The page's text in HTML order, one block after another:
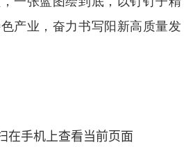
产业，奋力书写阳新高质量发
在手机上查看当前页面